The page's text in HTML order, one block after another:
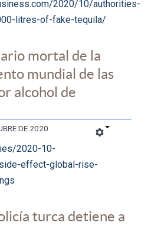
2020/10/authorities-
litres-of-fake-tequila/
mortal de la
mundial de las
alcohol de
DE 2020
2020-10-
effect-global-rise-
turca detiene a